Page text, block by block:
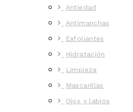
Antiedad
Antimanchas
Exfoliantes
Hidratación
Limpieza
Mascarillas
Ojos y labios